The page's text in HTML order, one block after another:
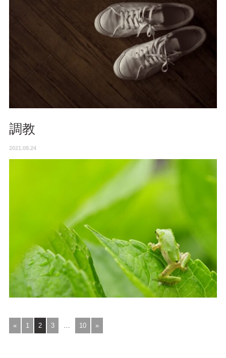
調教
2021.08.24
« 1 2 3 10 »